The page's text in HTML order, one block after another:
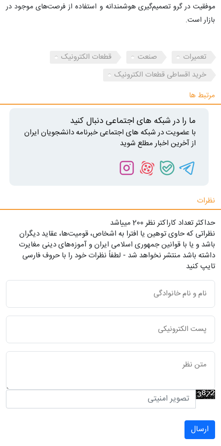
موفقیت در گرو تصمیم‌گیری هوشمندانه و استفاده از فرصت‌های موجود در
بازار است.
تعمیرات صنعت
قطعات الکترونیک
خرید اقساطی قطعات الکترونیک
مرتبط ها
ما را در شبکه های اجتماعی دنبال کنید
با عضویت در شبکه های اجتماعی خبرنامه دانشجویان ایران
از آخرین اخبار مطلع شوید
نظرات
حداکثر تعداد کاراکتر نظر 200 ميياشد
نظراتی که حاوی توهین یا افترا به اشخاص، قومیت‌ها، عقاید دیگران
باشد و یا با قوانین جمهوری اسلامی ایران و آموزه‌های دینی مغایرت
داشته باشد منتشر نخواهد شد - لطفاً نظرات خود را با حروف فارسی
تایپ کنید
ارسال